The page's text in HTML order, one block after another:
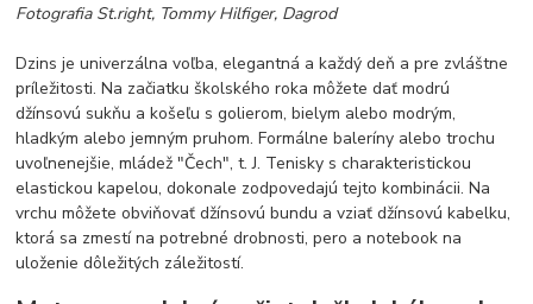
Fotografia St.right, Tommy Hilfiger, Dagrod
Dzins je univerzálna voľba, elegantná a každý deň a pre zvláštne
príležitosti. Na začiatku školského roka môžete dať modrú
džínsovú sukňu a košeľu s golierom, bielym alebo modrým,
hladkým alebo jemným pruhom. Formálne baleríny alebo trochu
uvoľnenejšie, mládež "Čech", t. J. Tenisky s charakteristickou
elastickou kapelou, dokonale zodpovedajú tejto kombinácii. Na
vrchu môžete obviňovať džínsovú bundu a vziať džínsovú kabelku,
ktorá sa zmestí na potrebné drobnosti, pero a notebook na
uloženie dôležitých záležitostí.